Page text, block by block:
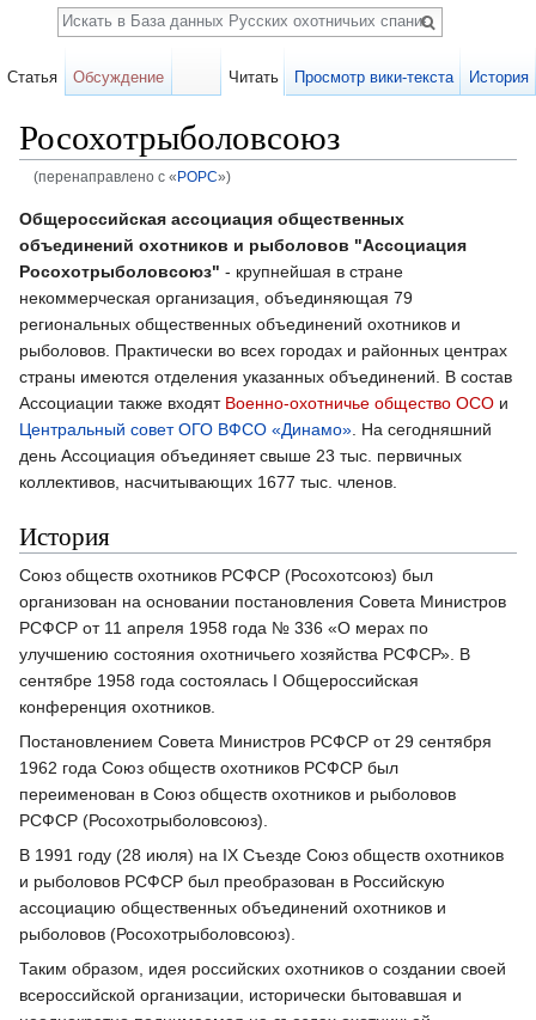
Росохотрыболовсоюз
(перенаправлено с « РОРС»)
Общероссийская ассоциация общественных
объединений охотников и рыболовов "Ассоциация
Росохотрыболовсоюз" - крупнейшая в стране
некоммерческая организация, объединяющая 79
региональных общественных объединений охотников и
рыболовов. Практически во всех городах и районных центрах
страны имеются отделения указанных объединений. В состав
Ассоциации также входят Военно-охотничье общество ОСО и
Центральный совет ОГО ВФСО «Динамо» . На сегодняшний
день Ассоциация объединяет свыше 23 тыс. первичных
коллективов, насчитывающих 1677 тыс. членов.
История
Союз обществ охотников РСФСР (Росохотсоюз) был
организован на основании постановления Совета Министров
РСФСР от 11 апреля 1958 года № 336 «О мерах по
улучшению состояния охотничьего хозяйства РСФСР». В
сентябре 1958 года состоялась I Общероссийская
конференция охотников.
Постановлением Совета Министров РСФСР от 29 сентября
1962 года Союз обществ охотников РСФСР был
переименован в Союз обществ охотников и рыболовов
РСФСР (Росохотрыболовсоюз).
В 1991 году (28 июля) на IX Съезде Союз обществ охотников
и рыболовов РСФСР был преобразован в Российскую
ассоциацию общественных объединений охотников и
рыболовов (Росохотрыболовсоюз).
Таким образом, идея российских охотников о создании своей
всероссийской организации, исторически бытовавшая и
Статья Обсуждение Читать Просмотр вики-текста История
Поиск